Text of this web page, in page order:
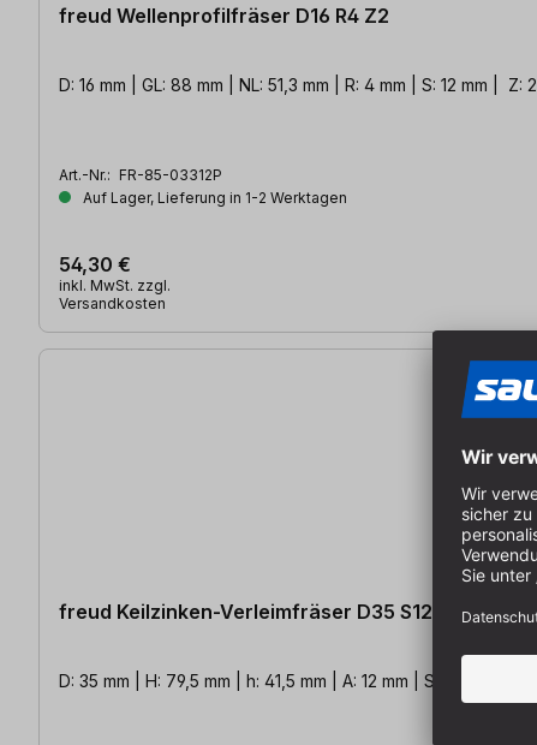
freud Wellenprofilfräser D16 R4 Z2
D: 16 mm | GL: 88 mm | NL: 51,3 mm | R: 4 mm | S: 12 mm | Z: 2
Art.-Nr.: FR-85-03312P
Auf Lager, Lieferung in 1-2 Werktagen
54,30 €
inkl. MwSt. zzgl.
Versandkosten
freud Keilzinken-Verleimfräser D35 S12 Z2
D: 35 mm | H: 79,5 mm | h: 41,5 mm | A: 12 mm | S: 12 mm | Z: 2